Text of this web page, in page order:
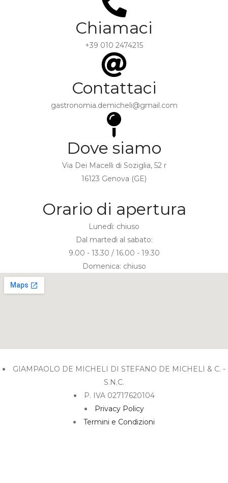
Chiamaci
+39 010 2474215
Contattaci
gastronomia.demicheli@gmail.com
Dove siamo
Via Dei Macelli di Soziglia, 52 r
16123 Genova (GE)
Orario di apertura
Lunedì: chiuso
Dal martedì al sabato:
9.00 - 13.30 / 16.00 - 19.30
Domenica: chiuso
GIAMPAOLO DE MICHELI DI STEFANO DE MICHELI & C. -
S.N.C.
P. IVA 02717620104
Privacy Policy
Termini e Condizioni